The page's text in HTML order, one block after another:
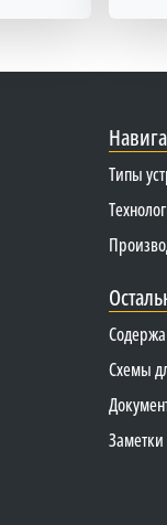
Типы
Схемы
Заметки